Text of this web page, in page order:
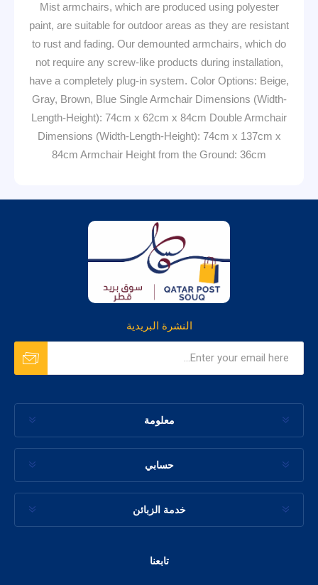
Mist armchairs, which are produced using polyester
paint, are suitable for outdoor areas as they are resistant
to rust and fading. Our demounted armchairs, which do
not require any screw-like products during installation,
have a completely plug-in system. Color Options: Beige,
Gray, Brown, Blue Single Armchair Dimensions (Width-
Length-Height): 74cm x 62cm x 84cm Double Armchair
Dimensions (Width-Length-Height): 74cm x 137cm x
84cm Armchair Height from the Ground: 36cm
النشرة البريدية
معلومة
حسابي
خدمة الزبائن
تابعنا